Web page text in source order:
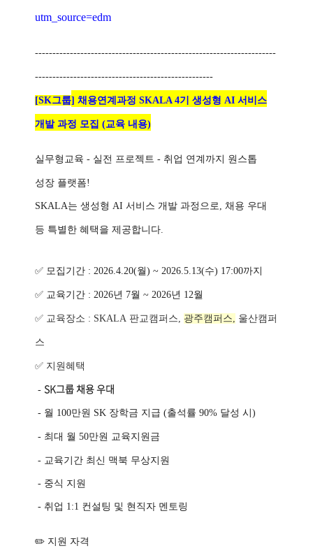
utm_source=edm
---------------------------------------------------------------------
---------------------------------------------------
[SK그룹] 채용연계과정 SKALA 4기 생성형 AI 서비스
개발 과정 모집 (교육 내용)
실무형교육 - 실전 프로젝트 - 취업 연계까지 원스톱
성장 플랫폼!
SKALA는 생성형 AI 서비스 개발 과정으로, 채용 우대
등 특별한 혜택을 제공합니다.
✅ 모집기간 : 2026.4.20(월) ~ 2026.5.13(수) 17:00까지
✅ 교육기간 : 2026년 7월 ~ 2026년 12월
✅ 교육장소 : SKALA 판교캠퍼스, 광주캠퍼스, 울산캠퍼
스
✅ 지원혜택
- SK그룹 채용 우대
- 월 100만원 SK 장학금 지급 (출석률 90% 달성 시)
- 최대 월 50만원 교육지원금
- 교육기간 최신 맥북 무상지원
- 중식 지원
- 취업 1:1 컨설팅 및 현직자 멘토링
✏️ 지원 자격